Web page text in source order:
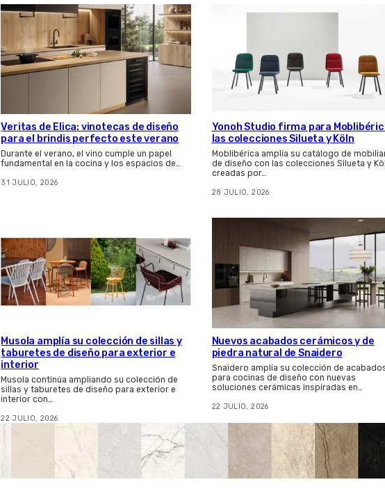
Veritas de Elica: vinotecas de diseño
para el brindis perfecto este verano
Durante el verano, el vino cumple un papel
fundamental en la cocina y los espacios de…
31 JULIO, 2026
Yonoh Studio firma para
las colecciones Silueta y Köln
Moblibérica amplía su catálogo de
de diseño con las colecciones Silueta y
creadas por…
28 JULIO, 2026
Musola amplía su colección de sillas y
taburetes de diseño para exterior e
interior
Musola continúa ampliando su colección de
sillas y taburetes de diseño para exterior e
interior con…
22 JULIO, 2026
Nuevos acabados cerámicos y de
piedra natural de Snaidero
Snaidero amplía su colección de
para cocinas de diseño con nuevas
soluciones cerámicas inspiradas en…
22 JULIO, 2026